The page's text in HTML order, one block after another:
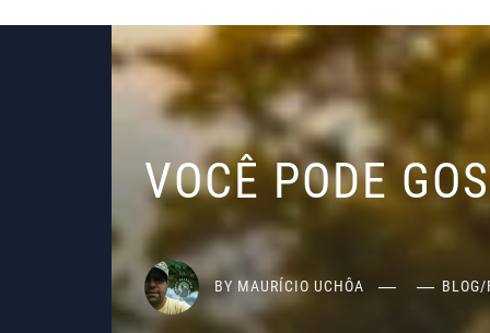
VOCÊ PODE
BY MAURÍCIO UCHÔA BLOG/